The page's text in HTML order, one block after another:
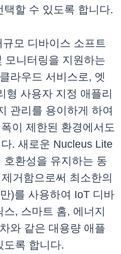
할 수 있도록 합니다.
모 디바이스 소프트
모니터링을 지원하는
라우드 서비스로, 엣
형 사용자 지정 애플리
관리를 용이하게 하여
이 제한된 환경에서도
. 새로운 Nucleus Lite
환성을 유지하는 동
거함으로써 최소한의
)를 사용하여 IoT 디바
, 스마트 홈, 에너지
와 같은 대용량 애플
도록 합니다.